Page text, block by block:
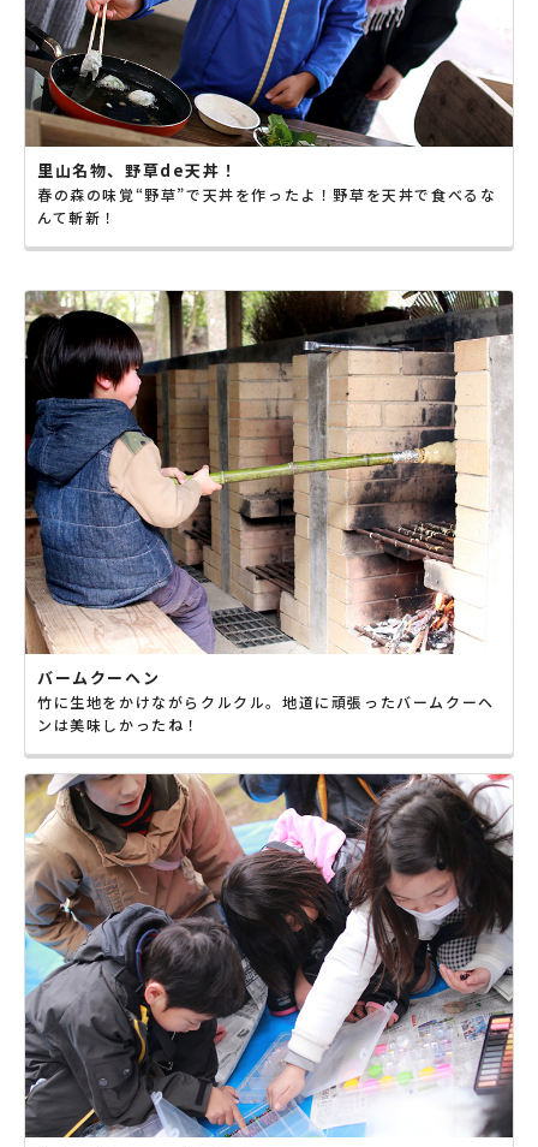
里山名物、野草de天丼！
春の森の味覚“野草”で天丼を作ったよ！野草を天丼で食べるな
んて斬新！
バームクーヘン
竹に生地をかけながらクルクル。地道に頑張ったバームクーヘ
ンは美味しかったね！